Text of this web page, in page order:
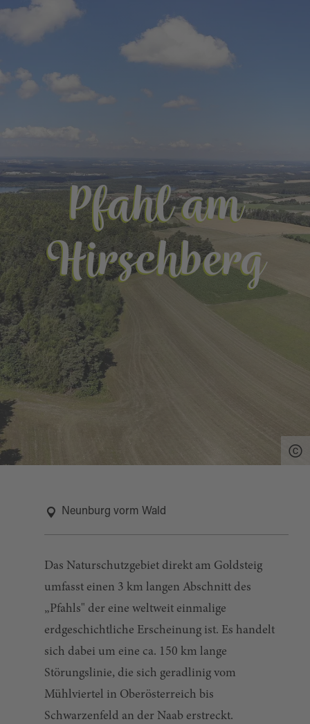
Pfahl am
Hirschberg
Neunburg vorm Wald
Das Naturschutzgebiet direkt am Goldsteig
umfasst einen 3 km langen Abschnitt des
„Pfahls" der eine weltweit einmalige
erdgeschichtliche Erscheinung ist. Es handelt
sich dabei um eine ca. 150 km lange
Störungslinie, die sich geradlinig vom
Mühlviertel in Oberösterreich bis
Schwarzenfeld an der Naab erstreckt.